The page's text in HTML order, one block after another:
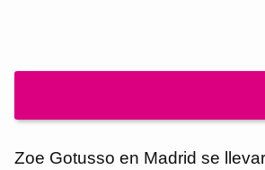
Zoe Gotusso en Madrid se